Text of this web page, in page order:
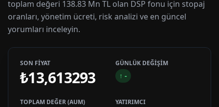
toplam değeri 138.83 Mn TL olan DSP fonu için stopaj
oranları, yönetim ücreti, risk analizi ve en güncel
yorumları inceleyin.
SON FİYAT
₺13,613293
GÜNLÜK DEĞİŞİM
↑ -
TOPLAM DEĞER (AUM) YATIRIMCI